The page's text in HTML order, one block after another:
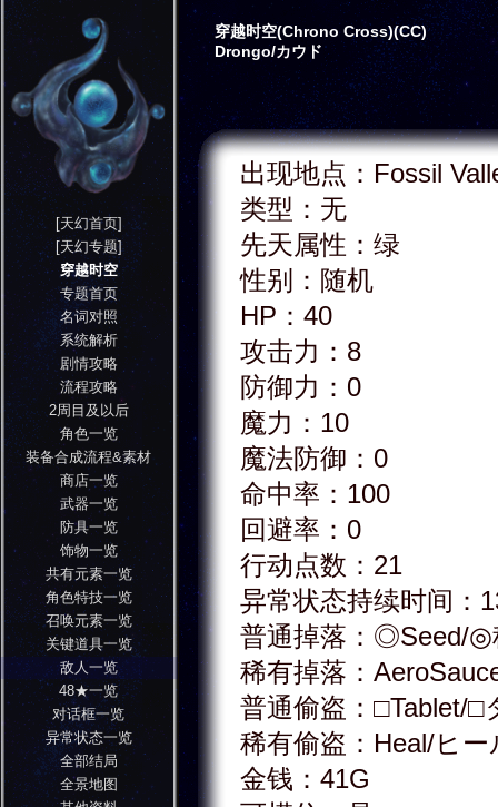
穿越时空(Chrono Cross)(CC)
Drongo/カウド
出现地点：Fossil
类型：无
先天属性：绿
性别：随机
HP：40
攻击力：8
防御力：0
魔力：10
魔法防御：0
命中率：100
回避率：0
行动点数：21
异常状态持续时间：
普通掉落：◎Seed/◎
稀有掉落：
普通偷盗：□Tablet/□
稀有偷盗：Heal/ヒー
金钱：41G
[天幻首页]
[天幻专题]
穿越时空
专题首页
名词对照
系统解析
剧情攻略
流程攻略
2周目及以后
角色一览
装备合成流程&素材
商店一览
武器一览
防具一览
饰物一览
共有元素一览
角色特技一览
召唤元素一览
关键道具一览
敌人一览
48★一览
对话框一览
异常状态一览
全部结局
全景地图